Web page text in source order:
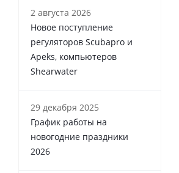
2 августа 2026
Новое поступление
регуляторов Scubapro и
Apeks, компьютеров
Shearwater
29 декабря 2025
График работы на
новогодние праздники
2026